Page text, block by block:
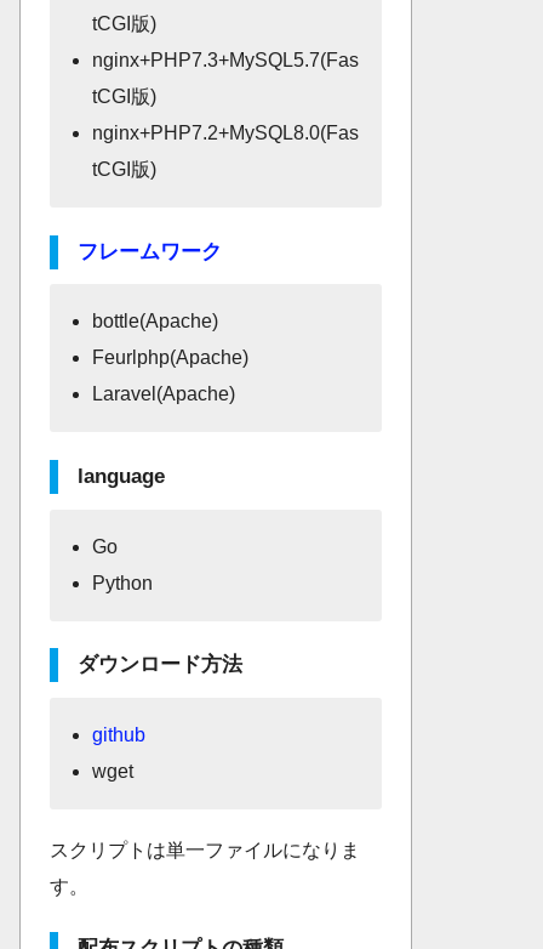
tCGI版)
nginx+PHP7.3+MySQL5.7(Fas
tCGI版)
nginx+PHP7.2+MySQL8.0(Fas
tCGI版)
フレームワーク
bottle(Apache)
Feurlphp(Apache)
Laravel(Apache)
language
Go
Python
ダウンロード方法
github
wget
スクリプトは単一ファイルになりま
す。